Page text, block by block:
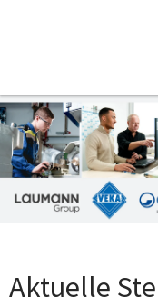
Aktuelle